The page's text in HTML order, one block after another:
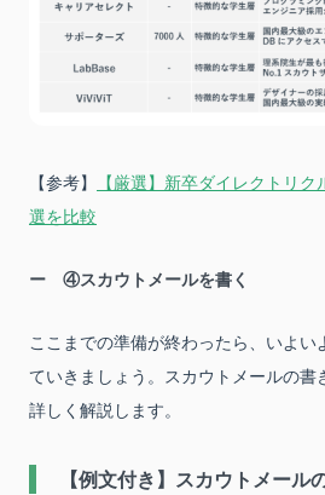
【参考】
【厳選】新卒ダイレクトリ
選を比較
④スカウトメールを書く
ここまでの準備が終わったら、いよ
ていきましょう。スカウトメールの
詳しく解説します。
【例文付き】スカウトメール